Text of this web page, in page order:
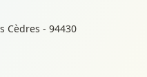
Cèdres - 94430